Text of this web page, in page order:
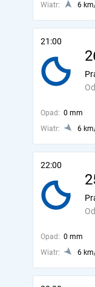
Wiatr:
6
21:00
Opad: 0 mm
Wiatr:
6
22:00
Opad: 0 mm
Wiatr:
6